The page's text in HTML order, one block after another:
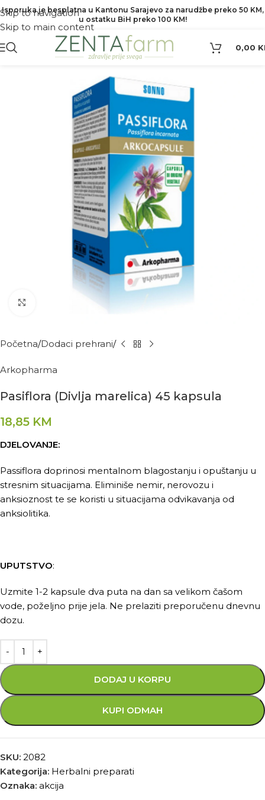
Skip to navigation
Skip to main content
Isporuka je besplatna u Kantonu Sarajevo za narudžbe preko 50 KM,
u ostatku BiH preko 100 KM!
0,00
Kliknite za povećanje
Početna Dodaci prehrani
Arkopharma
Pasiflora (Divlja marelica) 45 kapsula
18,85 KM
DJELOVANJE:
Passiflora doprinosi mentalnom blagostanju i opuštanju u
stresnim situacijama. Eliminiše nemir, nerovozu i
anksioznost te se koristi u situacijama odvikavanja od
anksiolitika.
UPUTSTVO:
Uzmite 1-2 kapsule dva puta na dan sa velikom čašom
vode, poželjno prije jela. Ne prelaziti preporučenu dnevnu
dozu.
DODAJ U KORPU
KUPI ODMAH
SKU: 2082
Kategorija: Herbalni preparati
Oznaka: akcija